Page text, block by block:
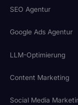
SEO Agentur
Google Ads Agentur
LLM-Optimierung
Content Marketing
Social Media